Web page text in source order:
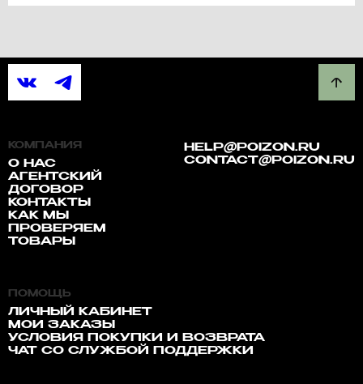
КОМПАНИЯ
О НАС
АГЕНТСКИЙ
ДОГОВОР
КОНТАКТЫ
КАК МЫ
ПРОВЕРЯЕМ
ТОВАРЫ
HELP@POIZON.RU
CONTACT@POIZON.RU
ПОМОЩЬ
ЛИЧНЫЙ КАБИНЕТ
МОИ ЗАКАЗЫ
УСЛОВИЯ ПОКУПКИ И ВОЗВРАТА
ЧАТ СО СЛУЖБОЙ ПОДДЕРЖКИ